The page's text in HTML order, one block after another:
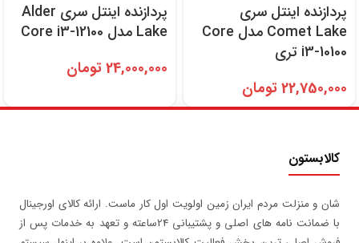
پردازنده اینتل سری
Comet Lake مدل Core
i3-10100 تری
22,750,000تومان
پردازنده اینتل سری Alder
Lake مدل Core i3-12100
24,000,000تومان
کالابستون
شان و منزلت مردم ایران زمین اولویت اول کار ماست. ارائه کالای اورجینال
با ضمانت نامه های اصلی و پشتیبانی 24ساعته و تعهد به خدمات پس از